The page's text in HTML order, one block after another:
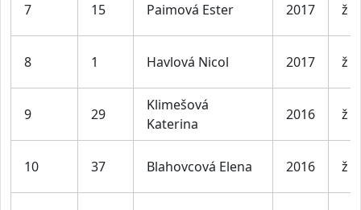
7 15 Paimová Ester 2017 ž
8 1 Havlová Nicol 2017 ž
9 29
Klimešová
Katerina
2016 ž
10 37 Blahovcová Elena 2016 ž